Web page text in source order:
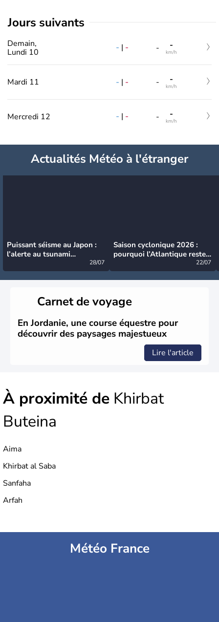
jours suivants
Demain,
Lundi 10
- | - - -
km/h
Mardi 11 - | - - -
km/h
Mercredi 12 - | - - -
km/h
Actualités Météo à l'étranger
Puissant séisme au Japon :
l’alerte au tsunami
28/07
Saison cyclonique 2026 :
pourquoi l’Atlantique reste
22/07
Carnet de voyage
En Jordanie, une course équestre pour
découvrir des paysages majestueux
Lire l'article
À proximité de Khirbat
Buteina
Aima
Khirbat al Saba
Sanfaha
Arfah
Météo France